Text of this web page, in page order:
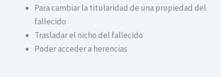
Para cambiar la titularidad de una propiedad del
fallecido
Trasladar el nicho del fallecido
Poder acceder a herencias